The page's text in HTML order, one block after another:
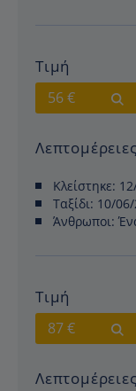
Τιμή
56 €
Κλείστηκε:
Ταξίδι: 10/06/
Άνθρωποι:
Τιμή
87 €